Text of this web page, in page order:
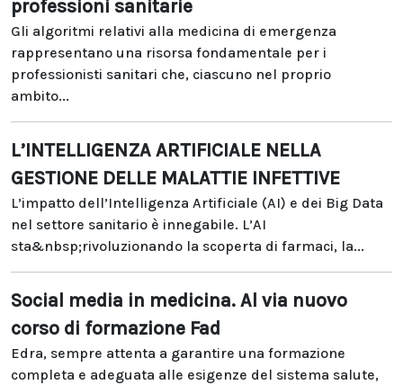
professioni sanitarie
Gli algoritmi relativi alla medicina di emergenza
rappresentano una risorsa fondamentale per i
professionisti sanitari che, ciascuno nel proprio
ambito...
L’INTELLIGENZA ARTIFICIALE NELLA
GESTIONE DELLE MALATTIE INFETTIVE
L’impatto dell’Intelligenza Artificiale (AI) e dei Big Data
nel settore sanitario è innegabile. L’AI
sta&nbsp;rivoluzionando la scoperta di farmaci, la...
Social media in medicina. Al via nuovo
corso di formazione Fad
Edra, sempre attenta a garantire una formazione
completa e adeguata alle esigenze del sistema salute,